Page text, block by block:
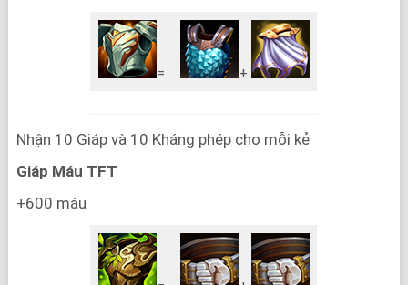
= +
Nhận 10 Giáp và 10 Kháng phép cho mỗi kẻ
Giáp Máu TFT
+600 máu